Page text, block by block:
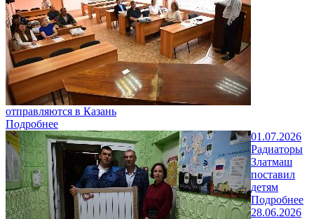
отправляются в Казань
Подробнее
01.07.2026
Радиаторы
Златмаш
поставил
детям
Подробнее
28.06.2026